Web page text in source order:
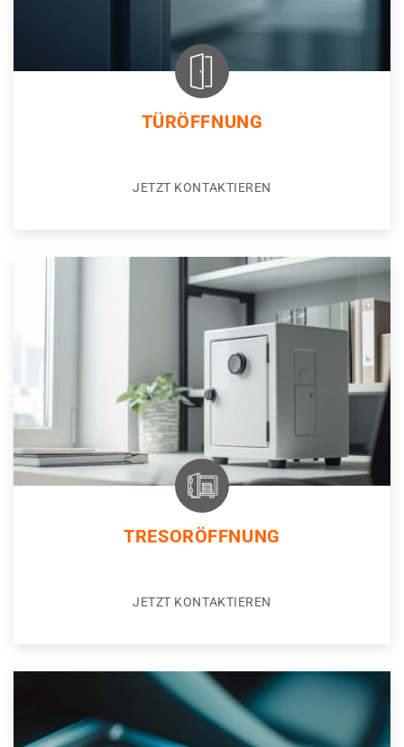
TÜRÖFFNUNG
JETZT KONTAKTIEREN
TRESORÖFFNUNG
JETZT KONTAKTIEREN